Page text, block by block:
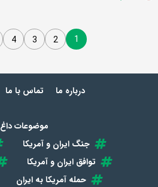
1
2
3
4
درباره ما تماس با ما
موضوعات داغ
جنگ ایران و آمریکا
توافق ایران و آمریکا
حمله آمریکا به ایران